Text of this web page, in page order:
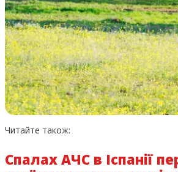
Читайте також:
Спалах АЧС в Іспанії